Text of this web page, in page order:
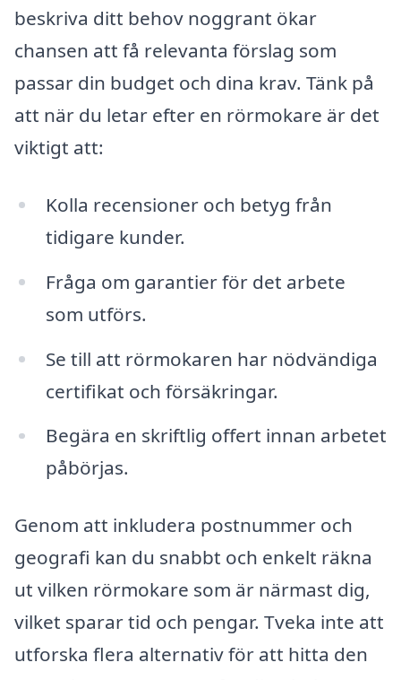
beskriva ditt behov noggrant ökar
chansen att få relevanta förslag som
passar din budget och dina krav. Tänk på
att när du letar efter en rörmokare är det
viktigt att:
Kolla recensioner och betyg från
tidigare kunder.
Fråga om garantier för det arbete
som utförs.
Se till att rörmokaren har nödvändiga
certifikat och försäkringar.
Begära en skriftlig offert innan arbetet
påbörjas.
Genom att inkludera postnummer och
geografi kan du snabbt och enkelt räkna
ut vilken rörmokare som är närmast dig,
vilket sparar tid och pengar. Tveka inte att
utforska flera alternativ för att hitta den